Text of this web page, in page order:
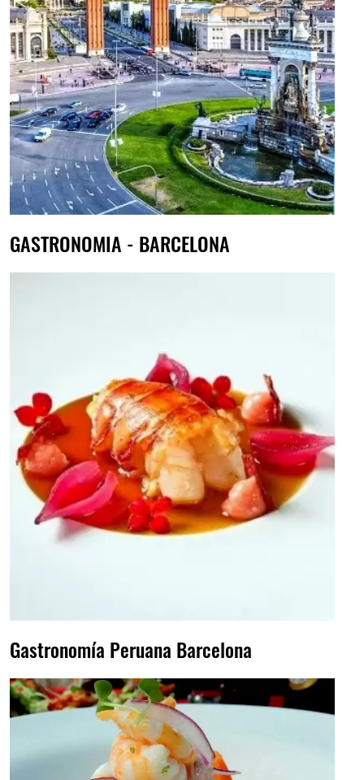
GASTRONOMIA - BARCELONA
Gastronomía Peruana Barcelona